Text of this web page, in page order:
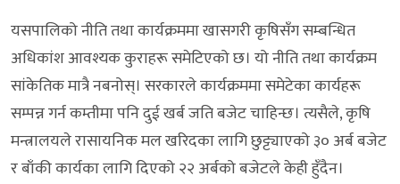
यसपालिको नीति तथा कार्यक्रममा खासगरी कृषिसँग सम्बन्धित
अधिकांश आवश्यक कुराहरू समेटिएको छ। यो नीति तथा कार्यक्रम
सांकेतिक मात्रै नबनोस्। सरकारले कार्यक्रममा समेटेका कार्यहरू
सम्पन्न गर्न कम्तीमा पनि दुई खर्ब जति बजेट चाहिन्छ। त्यसैले, कृषि
मन्त्रालयले रासायनिक मल खरिदका लागि छुट्ट्याएको ३० अर्ब बजेट
र बाँकी कार्यका लागि दिएको २२ अर्बको बजेटले केही हुँदैन।